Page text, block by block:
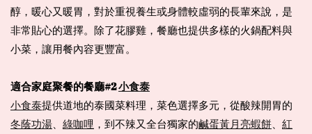
醇，暖心又暖胃，對於重視養生或身體較虛弱的長輩來說，是
非常貼心的選擇。除了花膠雞，餐廳也提供多樣的火鍋配料與
小菜，讓用餐內容更豐富。
適合家庭聚餐的餐廳#2 小食泰
小食泰提供道地的泰國菜料理，菜色選擇多元，從酸辣開胃的
冬蔭功湯
綠咖哩 ，到不辣又全台獨家的鹹蛋黃月亮蝦餅
紅